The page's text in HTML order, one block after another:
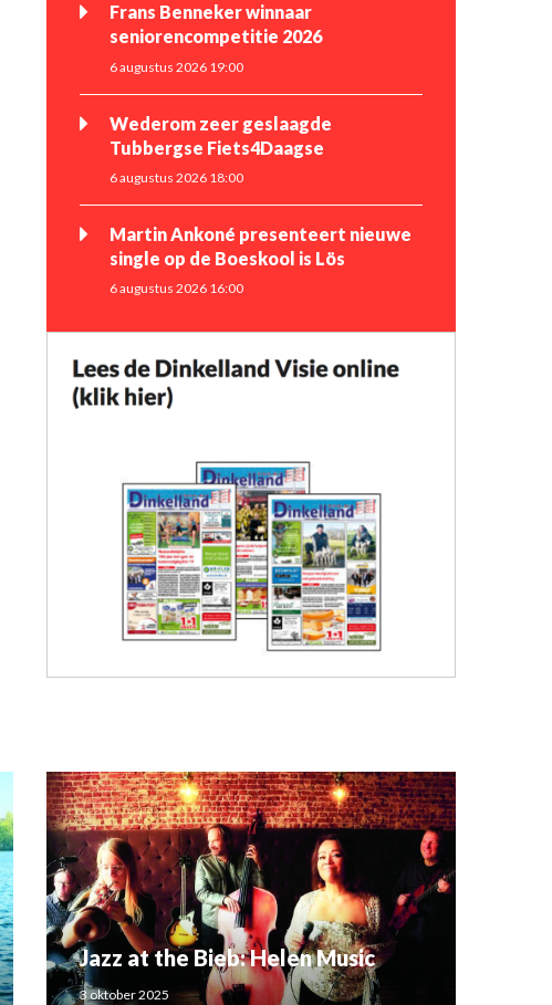
Frans Benneker winnaar
seniorencompetitie 2026
6 augustus 2026 19:00
Wederom zeer geslaagde
Tubbergse Fiets4Daagse
6 augustus 2026 18:00
Martin Ankoné presenteert nieuwe
single op de Boeskool is Lös
6 augustus 2026 16:00
Jazz at the Bieb: Helen Music
3 oktober 2025